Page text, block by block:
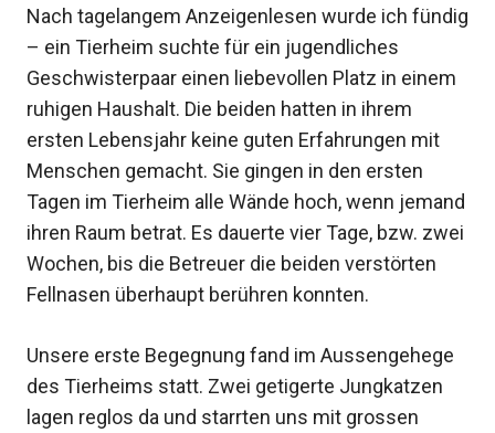
Nach tagelangem Anzeigenlesen wurde ich fündig
– ein Tierheim suchte für ein jugendliches
Geschwisterpaar einen liebevollen Platz in einem
ruhigen Haushalt. Die beiden hatten in ihrem
ersten Lebensjahr keine guten Erfahrungen mit
Menschen gemacht. Sie gingen in den ersten
Tagen im Tierheim alle Wände hoch, wenn jemand
ihren Raum betrat. Es dauerte vier Tage, bzw. zwei
Wochen, bis die Betreuer die beiden verstörten
Fellnasen überhaupt berühren konnten.
Unsere erste Begegnung fand im Aussengehege
des Tierheims statt. Zwei getigerte Jungkatzen
lagen reglos da und starrten uns mit grossen